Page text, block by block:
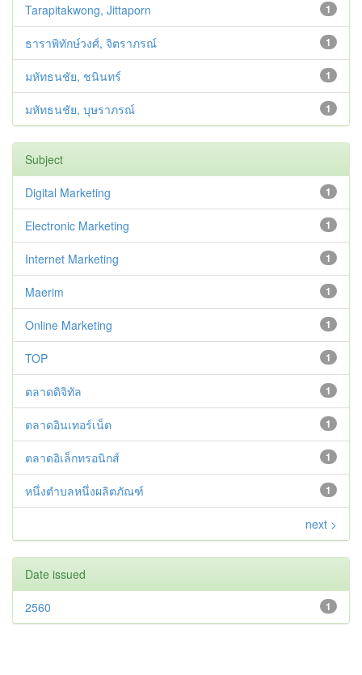
1
Tarapitakwong, Jittaporn
1
ธาราพิทักษ์วงศ์, จิตราภรณ์
1
มหัทธนชัย, ชนินทร์
1
มหัทธนชัย, บุษราภรณ์
Subject
1
Digital Marketing
1
Electronic Marketing
1
Internet Marketing
1
Maerim
1
Online Marketing
1
TOP
1
ตลาดดิจิทัล
1
ตลาดอินเทอร์เน็ต
1
ตลาดอิเล็กทรอนิกส์
1
หนึ่งตำบลหนึ่งผลิตภัณฑ์
next >
Date issued
1
2560